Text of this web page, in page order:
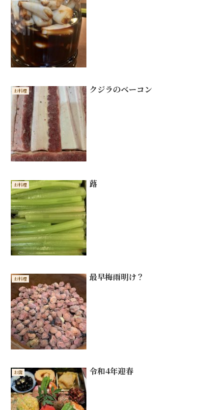
お料理 クジラのベーコン
お料理 蕗
お料理 最早梅雨明け？
お店 令和4年迎春